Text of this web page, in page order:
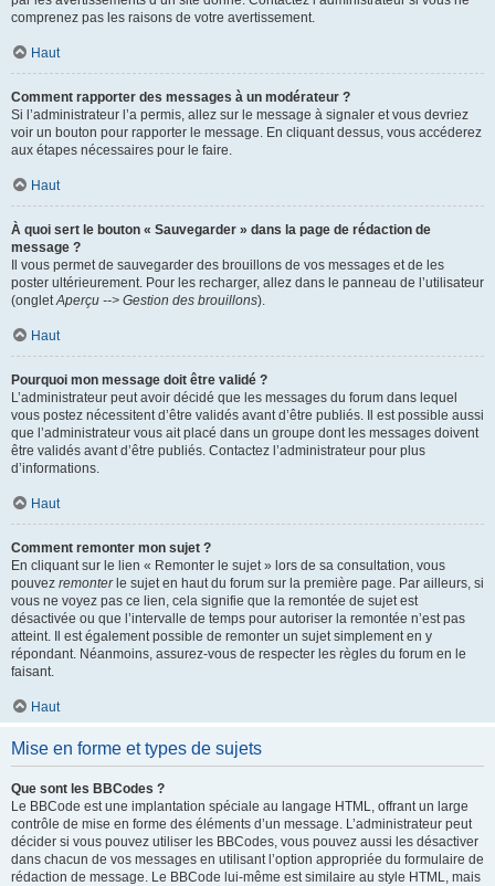
comprenez pas les raisons de votre avertissement.
Haut
Comment rapporter des messages à un modérateur ?
Si l’administrateur l’a permis, allez sur le message à signaler et vous devriez
voir un bouton pour rapporter le message. En cliquant dessus, vous accéderez
aux étapes nécessaires pour le faire.
Haut
À quoi sert le bouton « Sauvegarder » dans la page de rédaction de
message ?
Il vous permet de sauvegarder des brouillons de vos messages et de les
poster ultérieurement. Pour les recharger, allez dans le panneau de l’utilisateur
(ongletAperçu --> Gestion des brouillons).
Haut
Pourquoi mon message doit être validé ?
L’administrateur peut avoir décidé que les messages du forum dans lequel
vous postez nécessitent d’être validés avant d’être publiés. Il est possible aussi
que l’administrateur vous ait placé dans un groupe dont les messages doivent
être validés avant d’être publiés. Contactez l’administrateur pour plus
d’informations.
Haut
Comment remonter mon sujet ?
En cliquant sur le lien « Remonter le sujet » lors de sa consultation, vous
pouvez remonterle sujet en haut du forum sur la première page. Par ailleurs, si
vous ne voyez pas ce lien, cela signifie que la remontée de sujet est
désactivée ou que l’intervalle de temps pour autoriser la remontée n’est pas
atteint. Il est également possible de remonter un sujet simplement en y
répondant. Néanmoins, assurez-vous de respecter les règles du forum en le
faisant.
Haut
Mise en forme et types de sujets
Que sont les BBCodes ?
Le BBCode est une implantation spéciale au langage HTML, offrant un large
contrôle de mise en forme des éléments d’un message. L’administrateur peut
décider si vous pouvez utiliser les BBCodes, vous pouvez aussi les désactiver
dans chacun de vos messages en utilisant l’option appropriée du formulaire de
rédaction de message. Le BBCode lui-même est similaire au style HTML, mais